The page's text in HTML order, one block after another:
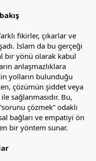
fikirler, çıkarlar ve
İslam da bu gerçeği
bir yönü olarak kabul
anlaşmazlıklara
yolların bulunduğu
çözümün şiddet veya
sağlanmasıdır. Bu,
çözmek” odaklı
bağları ve empatiyi ön
bir yöntem sunar.